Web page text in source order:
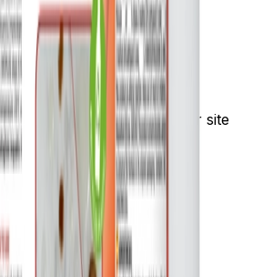
·Artisan marbrier,
Marbres
ce produit ?
sous 24h · Diagnostic sur site
06.09.98.40.78
Cristallisation